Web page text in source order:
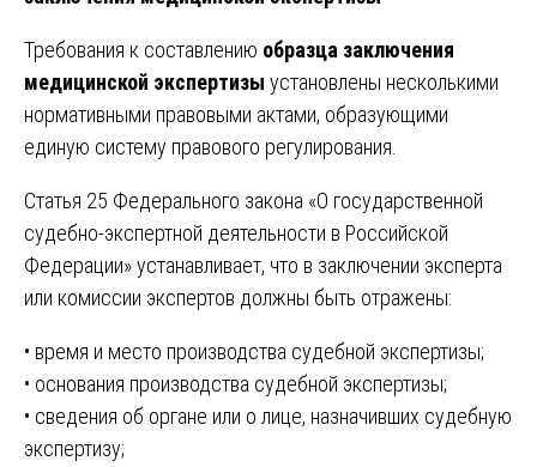
Требования к составлению образца заключения
медицинской экспертизы установлены несколькими
нормативными правовыми актами, образующими
единую систему правового регулирования.
Статья 25 Федерального закона «О государственной
судебно-экспертной деятельности в Российской
Федерации» устанавливает, что в заключении эксперта
или комиссии экспертов должны быть отражены:
• время и место производства судебной экспертизы;
• основания производства судебной экспертизы;
• сведения об органе или о лице, назначивших судебную
экспертизу;